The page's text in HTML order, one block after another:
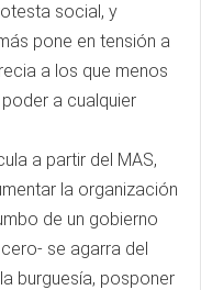
social, y
pone en tensión a
a los que menos
a cualquier
a partir del MAS,
la organización
de un gobierno
se agarra del
burguesía, posponer